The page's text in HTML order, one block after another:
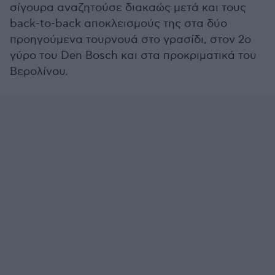
σίγουρα αναζητούσε διακαώς μετά και τους
back-to-back αποκλεισμούς της στα δύο
προηγούμενα τουρνουά στο γρασίδι, στον 2ο
γύρο του Den Bosch και στα προκριματικά του
Βερολίνου.